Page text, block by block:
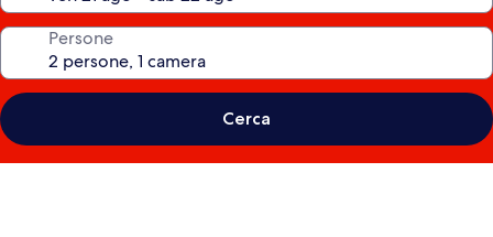
Persone
Cerca